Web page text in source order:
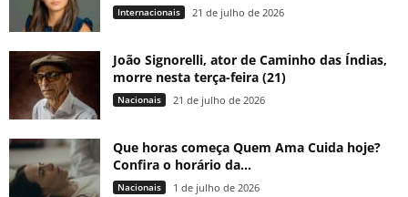
Internacionais 21 de julho de 2026
João Signorelli, ator de Caminho das Índias,
morre nesta terça-feira (21)
Nacionais 21 de julho de 2026
Que horas começa Quem Ama Cuida hoje?
Confira o horário da...
Nacionais 1 de julho de 2026